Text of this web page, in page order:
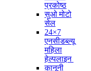
प्रकोष्ठ
सुओ मोटो
सेल
24×7
एनसीडब्ल्यू
महिला
हेल्पलाइन
कानूनी